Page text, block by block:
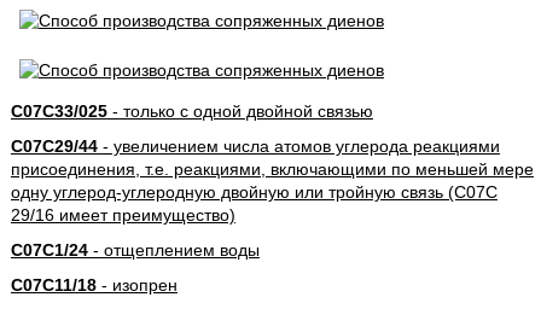
C07C33/025- только с одной двойной связью
C07C29/44- увеличением числа атомов углерода реакциями
присоединения, т.е. реакциями, включающими по меньшей мере
одну углерод-углеродную двойную или тройную связь (C07C
29/16 имеет преимущество)
C07C1/24- отщеплением воды
C07C11/18- изопрен